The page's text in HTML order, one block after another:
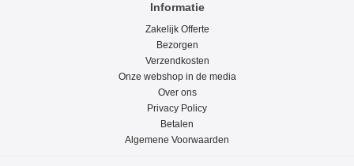
Informatie
Zakelijk Offerte
Bezorgen
Verzendkosten
Onze webshop in de media
Over ons
Privacy Policy
Betalen
Algemene Voorwaarden